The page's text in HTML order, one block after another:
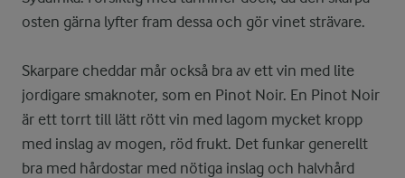
osten gärna lyfter fram dessa och gör vinet strävare.
Skarpare cheddar mår också bra av ett vin med lite
jordigare smaknoter, som en Pinot Noir. En Pinot Noir
är ett torrt till lätt rött vin med lagom mycket kropp
med inslag av mogen, röd frukt. Det funkar generellt
bra med hårdostar med nötiga inslag och halvhård